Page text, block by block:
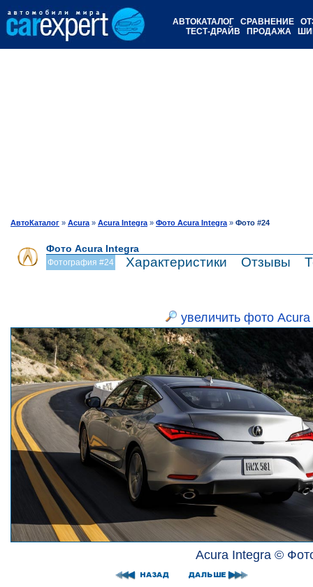
АВТОКАТАЛОГ СРАВНЕНИЕ
ТЕСТ-ДРАЙВ
ПРОДАЖА
АвтоКаталог » Acura » Acura Integra » Фото Acura Integra » Фото #24
Фото Acura Integra
Фотография #24 Характеристики Отзывы
увеличить фото
Acura Integra ©